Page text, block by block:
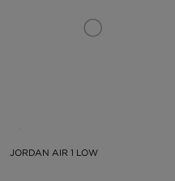
JORDAN AIR 1 LOW